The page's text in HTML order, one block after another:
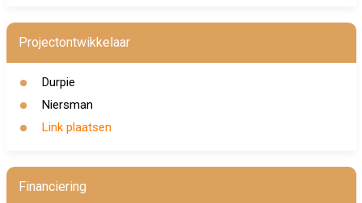
Projectontwikkelaar
Durpie
Niersman
Link plaatsen
Financiering